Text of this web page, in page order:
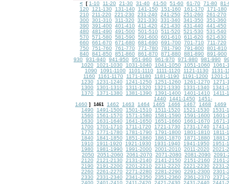
< [ 1-10 11-20 21-30 31-40 41-50 51-60 61-70 71-80
81-
120
121-130 131-140 141-150 151-160 161-170
171-180
210
211-220 221-230 231-240 241-250 251-260
261-270
300
301-310 311-320 321-330 331-340 341-350
351-360
390
391-400 401-410 411-420 421-430 431-440
441-450
480
481-490 491-500 501-510 511-520 521-530
531-540
570
571-580 581-590 591-600 601-610 611-620
621-630
660
661-670 671-680 681-690 691-700 701-710
711-720
750
751-760 761-770 771-780 781-790 791-800
801-810
840
841-850 851-860 861-870 871-880 881-890
891-900
930
931-940 941-950 951-960 961-970 971-980 981-990
1020
1021-1030 1031-1040 1041-1050 1051-1060
1061-
1090
1091-1100 1101-1110 1111-1120 1121-1130
1131-
1160
1161-1170 1171-1180 1181-1190 1191-1200
1201-
1230
1231-1240 1241-1250 1251-1260 1261-1270
1271-
1300
1301-1310 1311-1320 1321-1330 1331-1340
1341-
1370
1371-1380 1381-1390 1391-1400 1401-1410
1411-
1440
1441-1450
1451-
1460 ] 1461 1462 1463 1464 1465 1466 1467 1468
1469
1490
1491-1500 1501-1510 1511-1520 1521-1530
1531-
1560
1561-1570 1571-1580 1581-1590 1591-1600
1601-
1630
1631-1640 1641-1650 1651-1660 1661-1670
1671-
1700
1701-1710 1711-1720 1721-1730 1731-1740
1741-
1770
1771-1780 1781-1790 1791-1800 1801-1810
1811-
1840
1841-1850 1851-1860 1861-1870 1871-1880
1881-
1910
1911-1920 1921-1930 1931-1940 1941-1950
1951-
1980
1981-1990 1991-2000 2001-2010 2011-2020
2021-
2050
2051-2060 2061-2070 2071-2080 2081-2090
2091-
2120
2121-2130 2131-2140 2141-2150 2151-2160
2161-
2190
2191-2200 2201-2210 2211-2220 2221-2230
2231-
2260
2261-2270 2271-2280 2281-2290 2291-2300
2301-
2330
2331-2340 2341-2350 2351-2360 2361-2370
2371-
2400
2401-2410 2411-2420 2421-2430 2431-2440
2441-